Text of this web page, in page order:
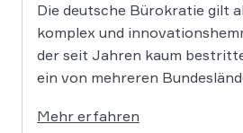
Die deutsche Bürokratie gilt
komplex und
der seit Jahren kaum
ein von mehreren
schaffen. Der Ansatz ist
Mehr erfahren